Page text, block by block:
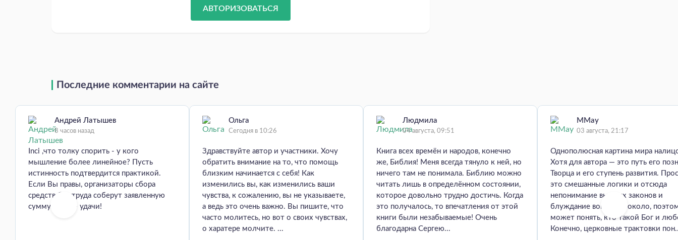
АВТОРИЗОВАТЬСЯ
Последние комментарии на сайте
Андрей Латышев
8 часов назад
Inci ,что толку спорить - у кого
мышление более линейное? Пусть
истинность подтвердится практикой.
Если Вы правы, организаторы сбора
средств без труда соберут заявленную
сумму. Всем - удачи!
Ольга
Сегодня в 10:26
Здравствуйте автор и участники. Хочу
обратить внимание на то, что помощь
близким начинается с себя! Как
изменились вы, как изменились ваши
чувства, к сожалению, вы не указываете,
а ведь это очень важно. Вы пишите, что
часто молитесь, но вот о своих чувствах,
о харатере молчите. ...
Людмила
04 августа, 09:51
Книга всех времён и народов, конечно
же, Библия! Меня всегда тянуло к ней, но
ничего там не понимала. Библию можно
читать лишь в определённом состоянии,
которое довольно трудно достичь. Когда
это получалось, то впечатления от этой
книги были незабываемые! Очень
благодарна Сергею...
MMay
03 августа, 21:17
Однополюсная картина мира
Хотя для автора — это путь его
Творца и его ступень развития.
это смешанные логики и отсюда
непонимание высших законов и
блуждание вокруг да около,
может понять, кто такой Бог и
Конечно, церковные трактовки